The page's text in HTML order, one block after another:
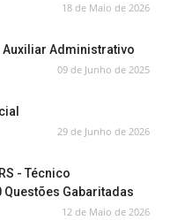
18 de Maio de 2026
Auxiliar Administrativo
09 de Junho de 2025
29 de Junho de 2026
- Técnico
Gabaritadas
12 de Maio de 2026